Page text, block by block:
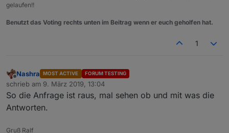
gelaufen!!
Benutzt das Voting rechts unten im Beitrag wenn er euch geholfen hat.
1
Offline
Nashra MOST ACTIVE FORUM TESTING
schrieb am 9. März 2019, 13:04
zuletzt editiert von
So die Anfrage ist raus, mal sehen ob und mit was die
Antworten.
Gruß Ralf